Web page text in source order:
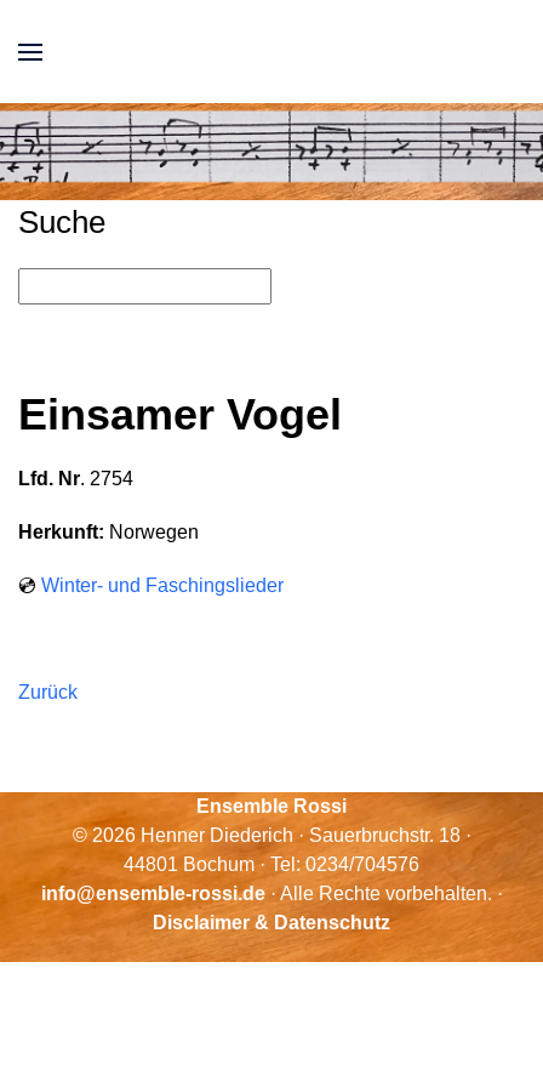
Suche
Einsamer Vogel
Lfd. Nr. 2754
Herkunft: Norwegen
💿 Winter- und Faschingslieder
Zurück
Ensemble Rossi
© 2026 Henner Diederich · Sauerbruchstr. 18 ·
44801 Bochum · Tel: 0234/704576
info@ensemble-rossi.de· Alle Rechte vorbehalten. ·
Disclaimer & Datenschutz